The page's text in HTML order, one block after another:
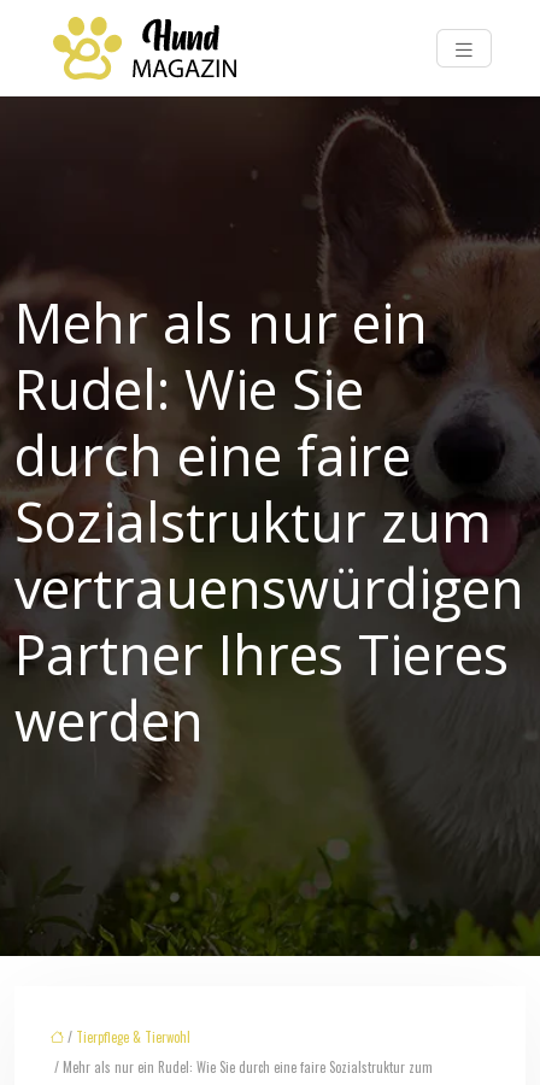
Mehr als nur ein
Rudel: Wie Sie
durch eine faire
Sozialstruktur zum
vertrauenswürdigen
Partner Ihres Tieres
werden
/ Tierpflege & Tierwohl
/ Mehr als nur ein Rudel: Wie Sie durch eine faire Sozialstruktur zum